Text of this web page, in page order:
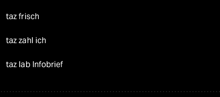
taz frisch
taz zahl ich
taz lab Infobrief